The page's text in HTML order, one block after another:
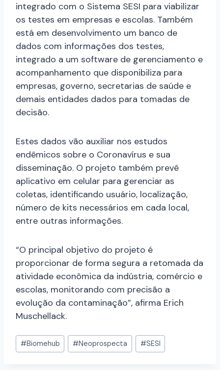
integrado com o Sistema SESI para viabilizar
os testes em empresas e escolas. Também
está em desenvolvimento um banco de
dados com informações dos testes,
integrado a um software de gerenciamento e
acompanhamento que disponibiliza para
empresas, governo, secretarias de saúde e
demais entidades dados para tomadas de
decisão.
Estes dados vão auxiliar nos estudos
endêmicos sobre o Coronavírus e sua
disseminação. O projeto também prevê
aplicativo em celular para gerenciar as
coletas, identificando usuário, localização,
número de kits necessários em cada local,
entre outras informações.
“O principal objetivo do projeto é
proporcionar de forma segura a retomada da
atividade econômica da indústria, comércio e
escolas, monitorando com precisão a
evolução da contaminação”, afirma Erich
Muschellack.
#Biomehub #Neoprospecta #SESI